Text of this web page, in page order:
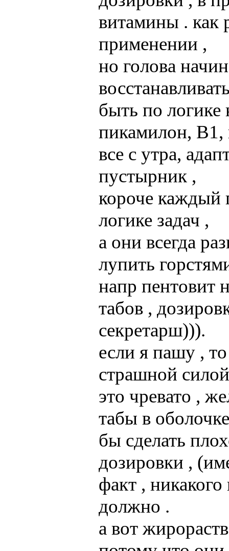
витамины . как
применении ,
но голова
быть по логике
пикамилон, В1,
все с утра,
пустырник ,
короче каждый
логике задач ,
а они всегда
лупить
напр пентовит
табов ,
секретарш))).
если я пашу ,
страшной
это чревато ,
табы в
бы сделать
дозировки ,
факт ,
должно .
а вот